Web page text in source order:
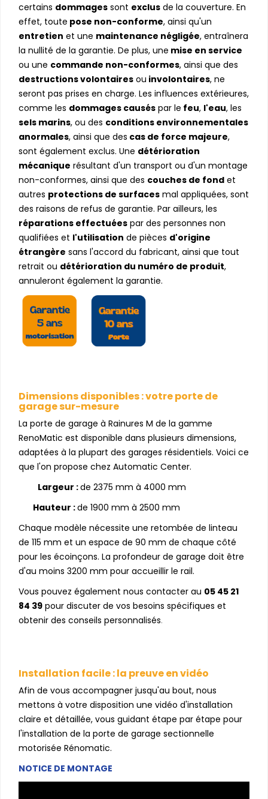
certains dommages sont exclus de la couverture. En
effet, toute pose non-conforme, ainsi qu'un
entretien et une maintenance négligée, entraînera
la nullité de la garantie. De plus, une mise en service
ou une commande non-conformes, ainsi que des
destructions volontaires ou involontaires, ne
seront pas prises en charge. Les influences extérieures,
comme les dommages causés par le feu, l'eau, les
sels marins, ou des conditions environnementales
anormales, ainsi que des cas de force majeure,
sont également exclus. Une détérioration
mécanique résultant d'un transport ou d'un montage
non-conformes, ainsi que des couches de fond et
autres protections de surfaces mal appliquées, sont
des raisons de refus de garantie. Par ailleurs, les
réparations effectuées par des personnes non
qualifiées et l'utilisation de pièces d'origine
étrangère sans l'accord du fabricant, ainsi que tout
retrait ou détérioration du numéro de produit,
annuleront également la garantie.
Dimensions disponibles : votre porte de
garage sur-mesure
La porte de garage à Rainures M de la gamme
RenoMatic est disponible dans plusieurs dimensions,
adaptées à la plupart des garages résidentiels. Voici ce
que l'on propose chez Automatic Center.
Largeur :de 2375 mm à 4000 mm
Hauteur :de 1900 mm à 2500 mm
Chaque modèle nécessite une retombée de linteau
de 115 mm et un espace de 90 mm de chaque côté
pour les écoinçons. La profondeur de garage doit être
d'au moins 3200 mm pour accueillir le rail.
Vous pouvez également nous contacter au 05 45 21
84 39 pour discuter de vos besoins spécifiques et
obtenir des conseils personnalisés.
Installation facile : la preuve en vidéo
Afin de vous accompagner jusqu'au bout, nous
mettons à votre disposition une vidéo d'installation
claire et détaillée, vous guidant étape par étape pour
l'installation de la porte de garage sectionnelle
motorisée Rénomatic.
NOTICE DE MONTAGE